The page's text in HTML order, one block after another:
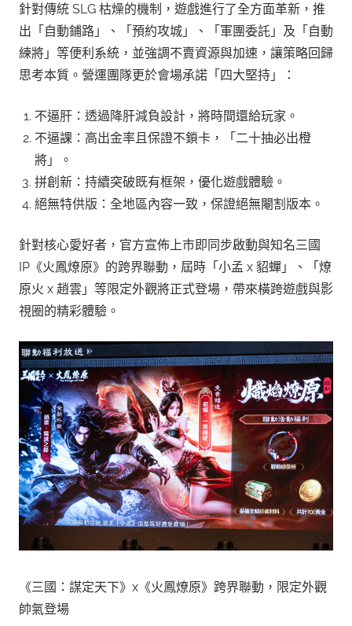
針對傳統 SLG 枯燥的機制，遊戲進行了全方面革新，推
出「自動鋪路」、「預約攻城」、「軍團委託」及「自動
練將」等便利系統，並強調不賣資源與加速，讓策略回歸
思考本質。營運團隊更於會場承諾「四大堅持」：
不逼肝：透過降肝減負設計，將時間還給玩家。
不逼課：高出金率且保證不鎖卡，「二十抽必出橙
將」。
拼創新：持續突破既有框架，優化遊戲體驗。
絕無特供版：全地區內容一致，保證絕無閹割版本。
針對核心愛好者，官方宣佈上市即同步啟動與知名三國
IP《火鳳燎原》的跨界聯動，屆時「小孟 x 貂蟬」、「燎
原火 x 趙雲」等限定外觀將正式登場，帶來橫跨遊戲與影
視圈的精彩體驗。
《三國：謀定天下》x《火鳳燎原》跨界聯動，限定外觀
帥氣登場